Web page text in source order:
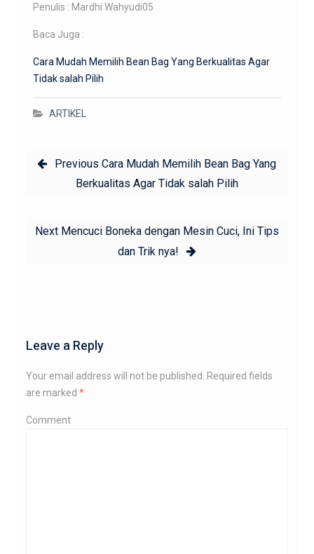
Penulis : Mardhi Wahyudi05
Baca Juga :
Cara Mudah Memilih Bean Bag Yang Berkualitas Agar
Tidak salah Pilih
ARTIKEL
navigation
Previous Previous
post:
Cara Mudah Memilih Bean Bag Yang
Berkualitas Agar Tidak salah Pilih
Next Next
Mencuci Boneka dengan Mesin Cuci, Ini Tips
dan Trik nya!
Leave a Reply
Your email address will not be published. Required fields
are marked *
Comment